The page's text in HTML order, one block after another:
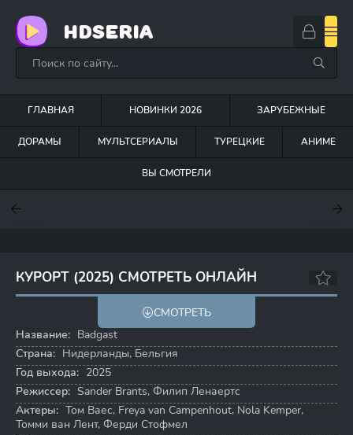
HDSERIA
ГЛАВНАЯ НОВИНКИ 2026 ЗАРУБЕЖНЫЕ
ДОРАМЫ МУЛЬТСЕРИАЛЫ ТУРЕЦКИЕ АНИМЕ
ВЫ СМОТРЕЛИ
КУРОРТ (2025) СМОТРЕТЬ ОНЛАЙН
СМОТРЕТЬ
Название: Badgast
Страна: Нидерланды, Бельгия
Год выхода: 2025
Режиссер: Sander Brants, Филип Ленаертс
Актеры: Том Ваес, Freya van Campenhout, Nola Kemper,
Томми ван Лент, Ферди Стофмел